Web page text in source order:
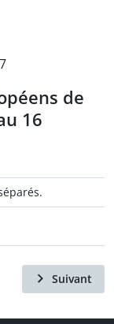
de
16
Suivant